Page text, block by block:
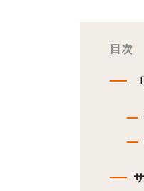
目次